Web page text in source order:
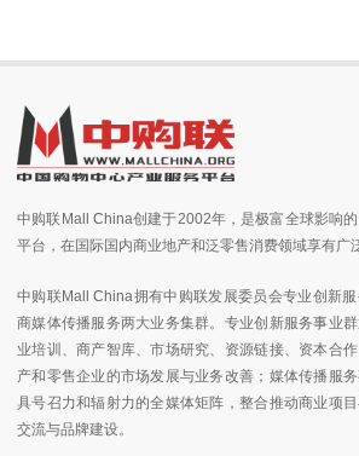
中购联Mall China创建于2002年，是极富全球影响
平台，在国际国内商业地产和泛零售消费领域享有广
中购联Mall China拥有中购联发展委员会专业创新
商媒体传播服务两大业务集群。专业创新服务事业
业培训、商产智库、市场研究、资源链接、资本合
产和零售企业的市场发展与业务改善；媒体传播服
具号召力和辐射力的全媒体矩阵，整合推动商业项
交流与品牌建设。